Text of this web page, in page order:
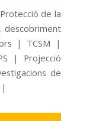
de la
descobriment
| TCSM |
| Projecció
de
|